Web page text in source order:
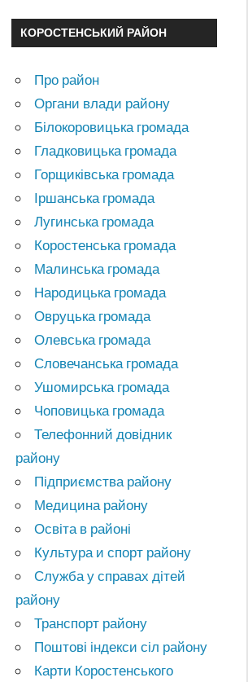
КОРОСТЕНСЬКИЙ РАЙОН
Про район
Органи влади району
Білокоровицька громада
Гладковицька громада
Горщиківська громада
Іршанська громада
Лугинська громада
Коростенська громада
Малинська громада
Народицька громада
Овруцька громада
Олевська громада
Словечанська громада
Ушомирська громада
Чоповицька громада
Телефонний довідник
району
Підприємства району
Медицина району
Освіта в районі
Культура и спорт району
Служба у справах дітей
району
Транспорт району
Поштові індекси сіл району
Карти Коростенського